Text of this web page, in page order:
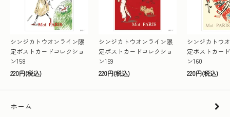
シンジカトウオンライン限
定ポストカードコレクショ
ン158
220円(税込)
シンジカトウオンライン限
定ポストカードコレクショ
ン159
220円(税込)
シンジカトウ
定ポストカー
ン160
220円(税込)
ホーム